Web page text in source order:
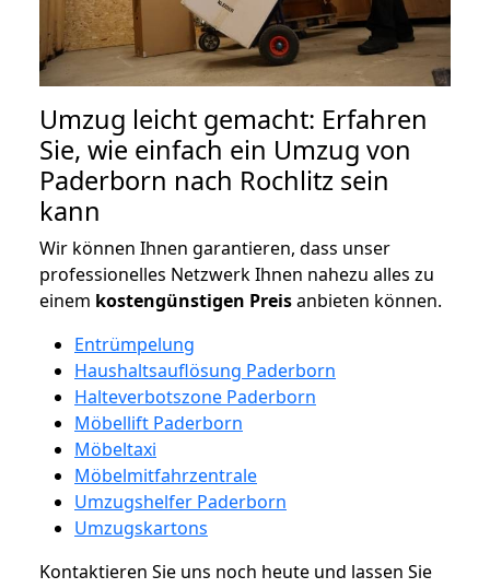
Umzug leicht gemacht: Erfahren
Sie, wie einfach ein Umzug von
Paderborn nach Rochlitz sein
kann
Wir können Ihnen garantieren, dass unser
professionelles Netzwerk Ihnen nahezu alles zu
einem kostengünstigen Preisanbieten können.
Entrümpelung
Haushaltsauflösung Paderborn
Halteverbotszone Paderborn
Möbellift Paderborn
Möbeltaxi
Möbelmitfahrzentrale
Umzugshelfer Paderborn
Umzugskartons
Kontaktieren Sie uns noch heute und lassen Sie